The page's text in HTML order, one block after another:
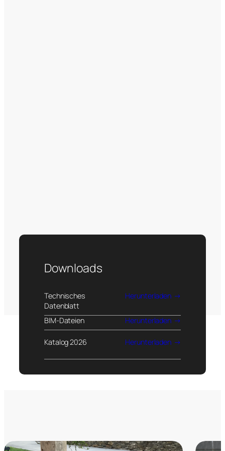
Downloads
Technisches
Datenblatt
Herunterladen
BIM-Dateien Herunterladen
Katalog 2026 Herunterladen